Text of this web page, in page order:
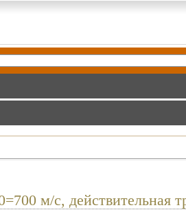
м/с, действительная